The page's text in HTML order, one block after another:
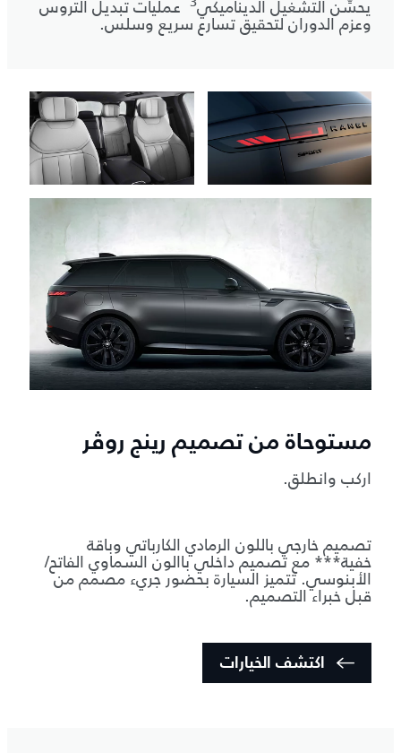
يحسِّن التشغيل الديناميكي عمليات تبديل التروس
وعزم الدوران لتحقيق تسارع سريع وسلس.
مستوحاة من تصميم رينج روڤر
اركب وانطلق.
تصميم خارجي باللون الرمادي الكارباتي وباقة
خفية*** مع تصميم داخلي باالون السماوي الفاتح/
الأبنوسي. تتميز السيارة بحضور جريء مصمم من
قبل خبراء التصميم.
اكتشف الخيارات